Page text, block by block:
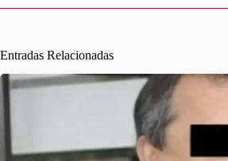
Entradas Relacionadas